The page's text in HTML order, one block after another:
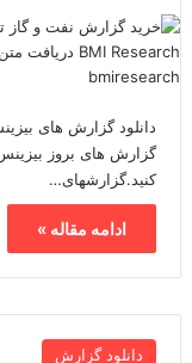
گزارش های بروز بیزینس
کنید.گزارشهای…
ادامه مقاله »
دانلود گزارش